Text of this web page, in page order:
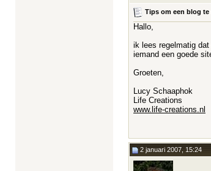
Tips om een blog te
Hallo,
ik lees regelmatig
iemand een goede
Groeten,
Lucy Schaaphok
Life Creations
www.life-creations.nl
2 januari 2007, 15:24